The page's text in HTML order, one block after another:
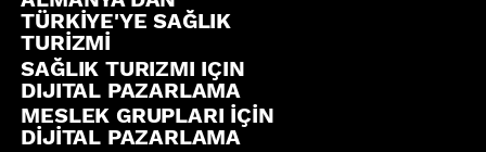
TÜRKİYE'YE SAĞLIK
TURİZMİ
SAĞLIK TURIZMI IÇIN
DIJITAL PAZARLAMA
MESLEK GRUPLARI İÇİN
DİJİTAL PAZARLAMA